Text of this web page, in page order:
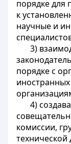
порядке для
к
научные и
3)
порядке с
4)
комиссии,
технической